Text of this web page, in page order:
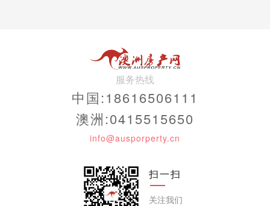
服务热线
中国:18616506111
澳洲:0415515650
info@ausporperty.cn
扫一扫
关注我们